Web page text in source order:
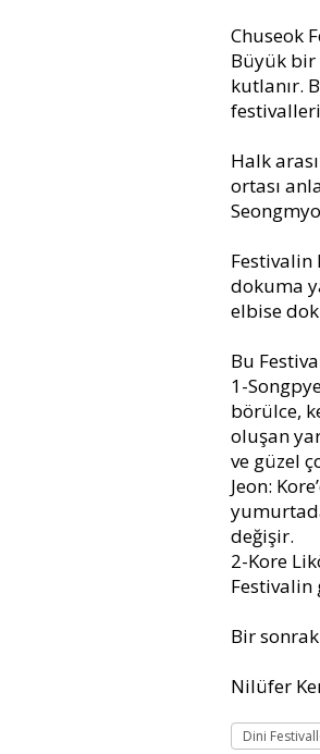
Chuseok
Büyük bir
kutlanır.
Halk
ortası
Festivalin
dokuma
elbise
Bu
1-
börülce,
oluşan
ve güzel
Jeon:
değişir.
2-Kore
Festivalin
Bir
Nilüfer
Dini